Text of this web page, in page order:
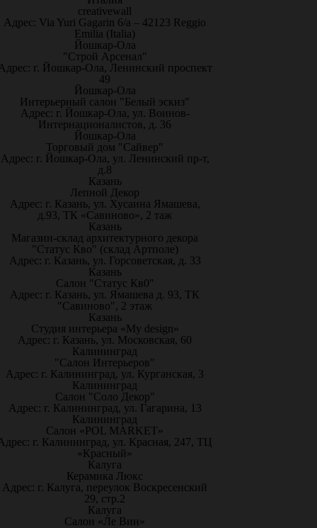
creativewall
Адрес: Via Yuri Gagarin 6/a – 42123 Reggio
Emilia (Italia)
Йошкар-Ола
"Строй Арсенал"
г. Йошкар-Ола, Ленинский проспект
49
Йошкар-Ола
Интерьерный салон "Белый эскиз"
Адрес: г. Йошкар-Ола, ул. Воинов-
Интернационалистов, д. 36
Йошкар-Ола
Торговый дом "Сайвер"
Адрес: г. Йошкар-Ола, ул. Ленинский пр-т,
д.8
Казань
Лепной Декор
Адрес: г. Казань, ул. Хусаина Ямашева,
д.93, ТК «Савиново», 2 таж
Казань
Магазин-склад архитектурного декора
"Статус Кво" (склад Артполе)
Адрес: г. Казань, ул. Горсоветская, д. 33
Казань
Салон "Статус Кв0"
Адрес: г. Казань, ул. Ямашева д. 93, ТК
"Савиново", 2 этаж
Казань
Студия интерьера «My design»
Адрес: г. Казань, ул. Московская, 60
Калининград
"Салон Интерьеров"
Адрес: г. Калининград, ул. Курганская, 3
Калининград
Салон "Соло Декор"
Адрес: г. Калининград, ул. Гагарина, 13
Калининград
Салон «POL MARKET»
г. Калининград, ул. Красная, 247, ТЦ
«Красный»
Калуга
Керамика Люкс
Адрес: г. Калуга, переулок Воскресенский
29, стр.2
Калуга
Салон «Ле Вин»